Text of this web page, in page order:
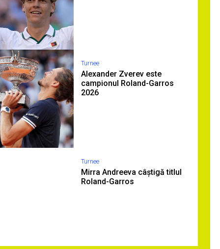
Turnee
Alexander Zverev este
campionul Roland-Garros
2026
Turnee
Mirra Andreeva câștigă titlul
Roland-Garros